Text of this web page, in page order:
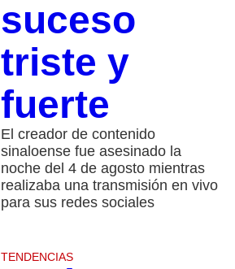
suceso
triste y
fuerte
El creador de contenido
sinaloense fue asesinado la
noche del 4 de agosto mientras
realizaba una transmisión en vivo
para sus redes sociales
TENDENCIAS